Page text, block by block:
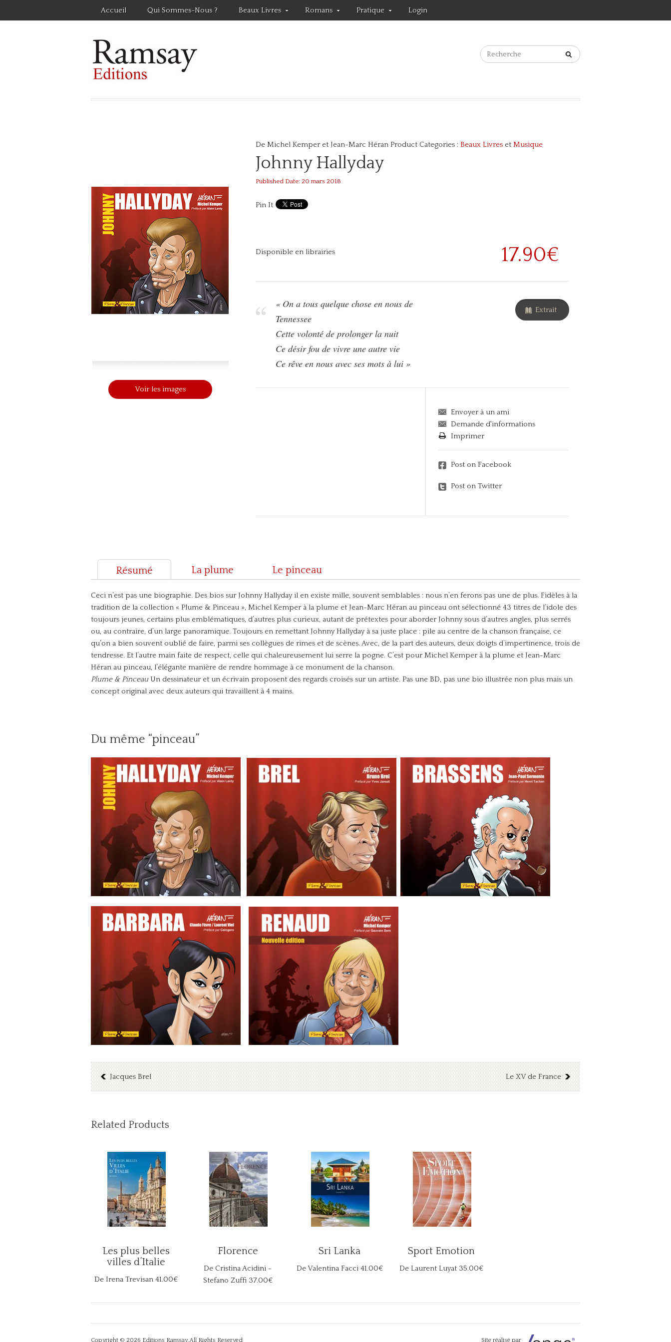
Accueil Qui Sommes-Nous ? Beaux Livres Romans Pratique Login
Voir les images
De Michel Kemper et Jean-Marc HéranProduct Categories :Beaux Livres etMusique
Johnny Hallyday
Published Date: 20 mars 2018
Pin It
Disponible en librairies 17.90€
« On a tous quelque chose en nous de
Tennessee
Cette volonté de prolonger la nuit
Ce désir fou de vivre une autre vie
Ce rêve en nous avec ses mots à lui »
Extrait
Envoyer à un ami
Demande d'informations
Imprimer
Post on Facebook
Post on Twitter
Résumé La plume Le pinceau
Ceci n’est pas une biographie. Des bios sur Johnny Hallyday il en existe mille, souvent semblables : nous n’en ferons pas une de plus. Fidèles à la
tradition de la collection « Plume & Pinceau », Michel Kemper à la plume et Jean-Marc Héran au pinceau ont sélectionné 43 titres de l’idole des
toujours jeunes, certains plus emblématiques, d’autres plus curieux, autant de prétextes pour aborder Johnny sous d’autres angles, plus serrés
ou, au contraire, d’un large panoramique. Toujours en remettant Johnny Hallyday à sa juste place : pile au centre de la chanson française, ce
qu’on a bien souvent oublié de faire, parmi ses collègues de rimes et de scènes. Avec, de la part des auteurs, deux doigts d’impertinence, trois de
tendresse. Et l’autre main faite de respect, celle qui chaleureusement lui serre la pogne. C’est pour Michel Kemper à la plume et Jean-Marc
Héran au pinceau, l’élégante manière de rendre hommage à ce monument de la chanson.
Plume & PinceauUn dessinateur et un écrivain proposent des regards croisés sur un artiste. Pas une BD, pas une bio illustrée non plus mais un
concept original avec deux auteurs qui travaillent à 4 mains.
Du même “pinceau”
Jacques Brel Le XV de France
Related Products
Les plus belles
villes d’Italie
De Irena Trevisan 41.00€
Florence
De Cristina Acidini -
Stefano Zuffi 37.00€
Sri Lanka
De Valentina Facci 41.00€
Sport Emotion
De Laurent Luyat 35.00€
Copyright © 2026 Editions Ramsay.All Rights Reserved Site réalisé par